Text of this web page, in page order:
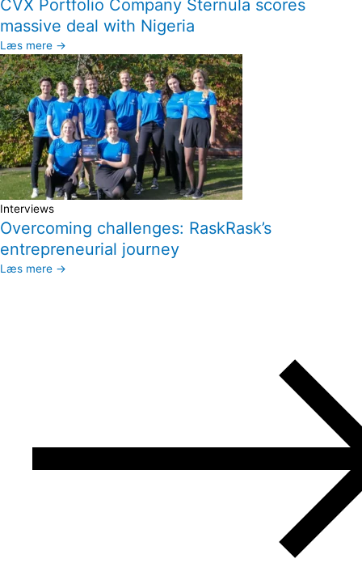
CVX Portfolio Company Sternula scores
massive deal with Nigeria
Læs mere →
Interviews
Overcoming challenges: RaskRask’s
entrepreneurial journey
Læs mere →